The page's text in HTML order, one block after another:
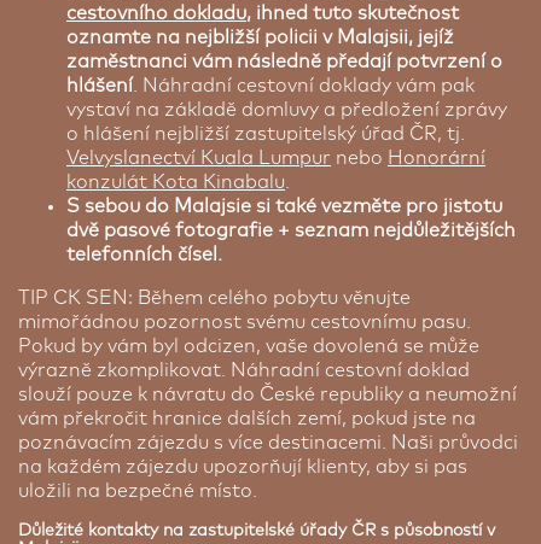
cestovního dokladu, ihned tuto skutečnost
oznamte na nejbližší policii v Malajsii, jejíž
zaměstnanci vám následně předají potvrzení o
hlášení . Náhradní cestovní doklady vám pak
vystaví na základě domluvy a předložení zprávy
o hlášení nejbližší zastupitelský úřad ČR, tj.
Velvyslanectví Kuala Lumpur nebo Honorární
konzulát Kota Kinabalu
S sebou do Malajsie si také vezměte pro jistotu
dvě pasové fotografie + seznam nejdůležitějších
telefonních čísel.
TIP CK SEN: Během celého pobytu věnujte
mimořádnou pozornost svému cestovnímu pasu.
Pokud by vám byl odcizen, vaše dovolená se může
výrazně zkomplikovat. Náhradní cestovní doklad
slouží pouze k návratu do České republiky a neumožní
vám překročit hranice dalších zemí, pokud jste na
poznávacím zájezdu s více destinacemi. Naši průvodci
na každém zájezdu upozorňují klienty, aby si pas
uložili na bezpečné místo.
Důležité kontakty na zastupitelské úřady ČR s působností v